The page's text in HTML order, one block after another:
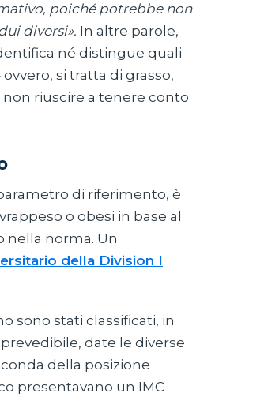
poiché potrebbe non
diversi». In altre parole,
né distingue quali
si tratta di grasso,
riuscire a tenere conto
di riferimento, è
o obesi in base al
nella norma. Un
della Division I
sono stati classificati, in
prevedibile, date le diverse
della posizione
presentavano un IMC